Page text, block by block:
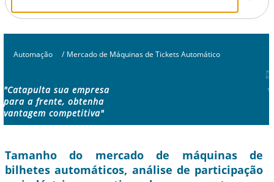
Automação / Mercado de Máquinas de Tickets Automático
"Catapulta sua empresa
para a frente, obtenha
vantagem competitiva"
Tamanho do mercado de máquinas de
bilhetes automáticos, análise de participação